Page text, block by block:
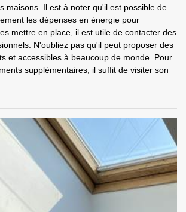
maisons. Il est à noter qu'il est possible de
les dépenses en énergie pour
mettre en place, il est utile de contacter des
N'oubliez pas qu'il peut proposer des
et accessibles à beaucoup de monde. Pour
supplémentaires, il suffit de visiter son